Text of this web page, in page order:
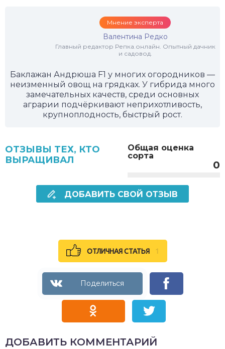
Мнение эксперта
Валентина Редко
Главный редактор Репка.онлайн. Опытный дачник
и садовод.
Баклажан Андрюша F1 у многих огородников —
неизменный овощ на грядках. У гибрида много
замечательных качеств, среди основных
аграрии подчёркивают неприхотливость,
крупноплодность, быстрый рост.
Общая оценка
сорта
0
ОТЗЫВЫ ТЕХ, КТО
ВЫРАЩИВАЛ
ДОБАВИТЬ СВОЙ ОТЗЫВ
ОТЛИЧНАЯ СТАТЬЯ 1
ДОБАВИТЬ КОММЕНТАРИЙ